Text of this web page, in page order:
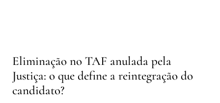
Eliminação no TAF anulada pela
Justiça: o que define a reintegração do
candidato?